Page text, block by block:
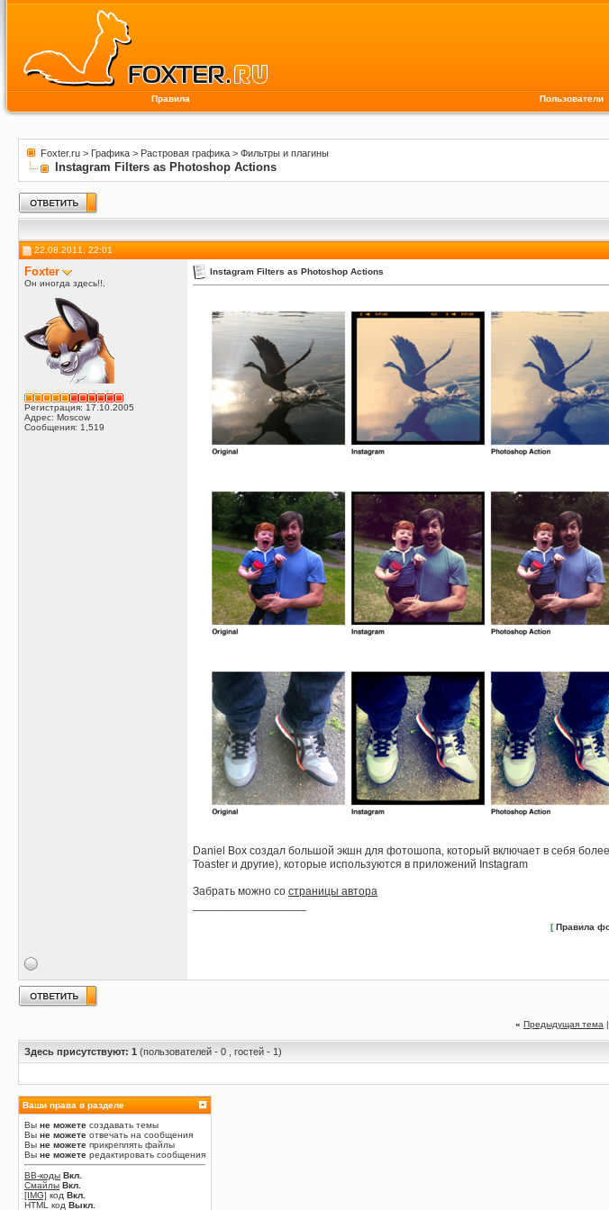
Правила Пользователи
Foxter.ru > Графика > Растровая графика > Фильтры и плагины
Instagram Filters as Photoshop Actions
22.08.2011, 22:01
Foxter
Он иногда здесь!!.
Регистрация: 17.10.2005
Адрес: Moscow
Сообщения: 1,519
Instagram Filters as Photoshop Actions
Daniel Box создал большой экшн для фотошопа, который включает в себя
Toaster и другие), которые используются в приложений Instagram
Забрать можно со страницы автора
[Правила
« Предыдущая тема |
Здесь присутствуют: 1 (пользователей - 0 , гостей - 1)
Ваши права в разделе
Вы не можете создавать темы
Вы не можете отвечать на сообщения
Вы не можете прикреплять файлы
Вы не можете редактировать сообщения
BB-коды Вкл.
Смайлы Вкл.
[IMG] код Вкл.
HTML код Выкл.